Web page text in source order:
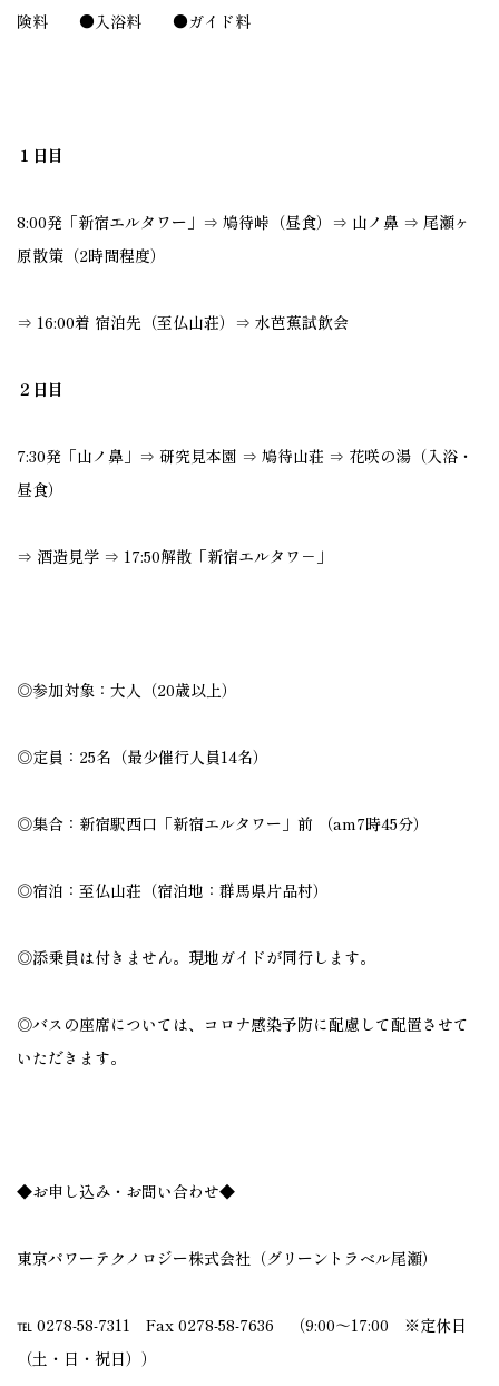
険料 ●入浴料 ●ガイド料
１日目
8:00発「新宿エルタワー」⇒ 鳩待峠（昼食）⇒ 山ノ鼻 ⇒ 尾瀬ヶ
原散策（2時間程度）
⇒ 16:00着 宿泊先（至仏山荘）⇒ 水芭蕉試飲会
２日目
7:30発「山ノ鼻」⇒ 研究見本園 ⇒ 鳩待山荘 ⇒ 花咲の湯（入浴・
昼食）
⇒ 酒造見学 ⇒ 17:50解散「新宿エルタワ－」
◎参加対象：大人（20歳以上）
◎定員：25名（最少催行人員14名）
◎集合：新宿駅西口「新宿エルタワー」前 （am7時45分）
◎宿泊：至仏山荘（宿泊地：群馬県片品村）
◎添乗員は付きません。現地ガイドが同行します。
◎バスの座席については、コロナ感染予防に配慮して配置させて
いただきます。
◆お申し込み・お問い合わせ◆
東京パワーテクノロジー株式会社（グリーントラベル尾瀬）
℡ 0278-58-7311 Fax 0278-58-7636 （9:00～17:00 ※定休日
（土・日・祝日））